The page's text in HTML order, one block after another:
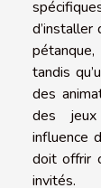
tandis
des
des jeux
influence
doit offrir
invités.